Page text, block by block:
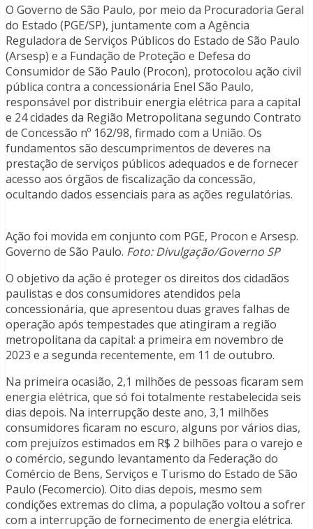
O Governo de São Paulo, por meio da Procuradoria Geral
do Estado (PGE/SP), juntamente com a Agência
Reguladora de Serviços Públicos do Estado de São Paulo
(Arsesp) e a Fundação de Proteção e Defesa do
Consumidor de São Paulo (Procon), protocolou ação civil
pública contra a concessionária Enel São Paulo,
responsável por distribuir energia elétrica para a capital
e 24 cidades da Região Metropolitana segundo Contrato
de Concessão nº 162/98, firmado com a União. Os
fundamentos são descumprimentos de deveres na
prestação de serviços públicos adequados e de fornecer
acesso aos órgãos de fiscalização da concessão,
ocultando dados essenciais para as ações regulatórias.
Ação foi movida em conjunto com PGE, Procon e Arsesp.
Governo de São Paulo. Foto: Divulgação/Governo SP
O objetivo da ação é proteger os direitos dos cidadãos
paulistas e dos consumidores atendidos pela
concessionária, que apresentou duas graves falhas de
operação após tempestades que atingiram a região
metropolitana da capital: a primeira em novembro de
2023 e a segunda recentemente, em 11 de outubro.
Na primeira ocasião, 2,1 milhões de pessoas ficaram sem
energia elétrica, que só foi totalmente restabelecida seis
dias depois. Na interrupção deste ano, 3,1 milhões
consumidores ficaram no escuro, alguns por vários dias,
com prejuízos estimados em R$ 2 bilhões para o varejo e
o comércio, segundo levantamento da Federação do
Comércio de Bens, Serviços e Turismo do Estado de São
Paulo (Fecomercio). Oito dias depois, mesmo sem
condições extremas do clima, a população voltou a sofrer
com a interrupção de fornecimento de energia elétrica.